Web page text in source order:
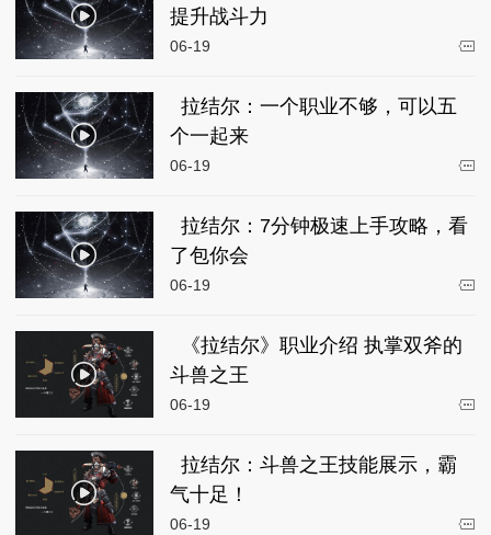
提升战斗力
06-19
拉结尔：一个职业不够，可以五
个一起来
06-19
拉结尔：7分钟极速上手攻略，看
了包你会
06-19
《拉结尔》职业介绍 执掌双斧的
斗兽之王
06-19
拉结尔：斗兽之王技能展示，霸
气十足！
06-19